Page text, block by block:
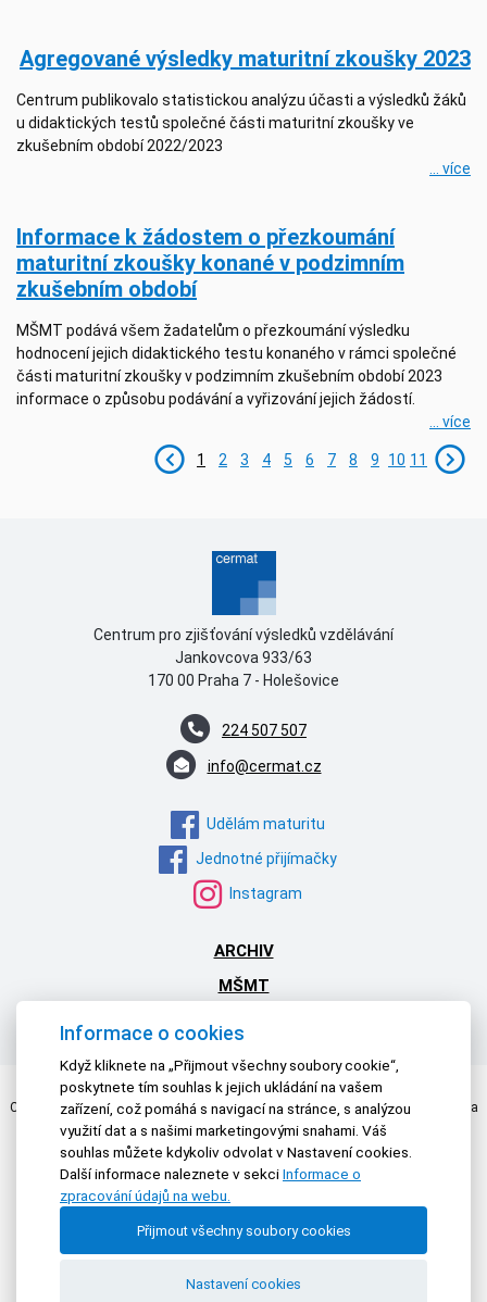
Agregované výsledky maturitní zkoušky 2023
Centrum publikovalo statistickou analýzu účasti a výsledků žáků
u didaktických testů společné části maturitní zkoušky ve
zkušebním období 2022/2023
... více
Informace k žádostem o přezkoumání
maturitní zkoušky konané v podzimním
zkušebním období
MŠMT podává všem žadatelům o přezkoumání výsledku
hodnocení jejich didaktického testu konaného v rámci společné
části maturitní zkoušky v podzimním zkušebním období 2023
informace o způsobu podávání a vyřizování jejich žádostí.
... více
1 2 3 4 5 6 7 8 9 10 11
Centrum pro zjišťování výsledků vzdělávání
Jankovcova 933/63
170 00 Praha 7 - Holešovice
224 507 507
info@cermat.cz
Udělám maturitu
Jednotné přijímačky
Instagram
ARCHIV
MŠMT
Centrum pro zjišťování výsledků vzdělávání | © 2026 Všechna práva vyhrazena
Textová verze|Mapa stránek|Prohlášení o přístupnosti
Informace o cookies
Když kliknete na „Přijmout všechny soubory cookie“,
poskytnete tím souhlas k jejich ukládání na vašem
zařízení, což pomáhá s navigací na stránce, s analýzou
využití dat a s našimi marketingovými snahami. Váš
souhlas můžete kdykoliv odvolat v Nastavení cookies.
Další informace naleznete v sekciInformace o
zpracování údajů na webu.
Přijmout všechny soubory cookies
Nastavení cookies